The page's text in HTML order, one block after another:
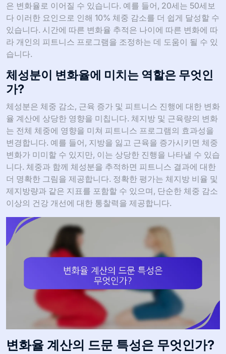
은 변화율로 이어질 수 있습니다. 예를 들어, 20세는 50세보
다 이러한 요인으로 인해 10% 체중 감소를 더 쉽게 달성할 수
있습니다. 시간에 따른 변화율 추적은 나이에 따른 변화에 따
라 개인의 피트니스 프로그램을 조정하는 데 도움이 될 수 있
습니다.
체성분이 변화율에 미치는 역할은 무엇인
가?
체성분은 체중 감소, 근육 증가 및 피트니스 진행에 대한 변화
율 계산에 상당한 영향을 미칩니다. 체지방 및 근육량의 변화
는 전체 체중에 영향을 미쳐 피트니스 프로그램의 효과성을
변경합니다. 예를 들어, 지방을 잃고 근육을 증가시키면 체중
변화가 미미할 수 있지만, 이는 상당한 진행을 나타낼 수 있습
니다. 체중과 함께 체성분을 추적하면 피트니스 결과에 대한
더 명확한 그림을 제공합니다. 정확한 평가는 체지방 비율 및
제지방량과 같은 지표를 포함할 수 있으며, 단순한 체중 감소
이상의 건강 개선에 대한 통찰력을 제공합니다.
변화율 계산의 드문 특성은 무엇인가?